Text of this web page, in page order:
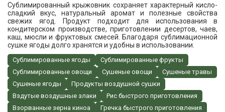
Сублимированный крыжовник сохраняет характерный кисло-
сладкий вкус, натуральный аромат и полезные свойства
свежих ягод. Продукт подходит для использования в
кондитерском производстве, приготовлении десертов, чаев,
каш, мюсли и фруктовых смесей. Благодаря сублимационной
сушке ягоды долго хранятся и удобны в использовании.
Сублимированные ягоды
Сублимированные фрукты
Сублимированные овощи
Сушеные овощи
Сушеные травы
Сушеные ягоды
Продукты воздушной сушки
Вздутые воздушные злаки
Рис быстрого приготовления
Взорванные зерна киноа
Гречка быстрого приготовления